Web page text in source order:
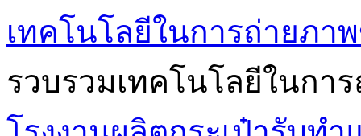
เทคโนโลยีในการถ่ายภา
รวบรวมเทคโนโลยีในกา